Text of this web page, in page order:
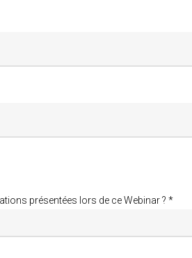
présentées lors de ce Webinar ? *